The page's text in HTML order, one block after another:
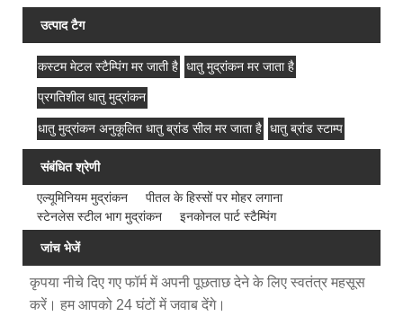
उत्पाद टैग
कस्टम मेटल स्टैम्पिंग मर जाती है धातु मुद्रांकन मर जाता है
प्रगतिशील धातु मुद्रांकन
धातु मुद्रांकन अनुकूलित धातु ब्रांड सील मर जाता है धातु ब्रांड स्टाम्प
संबंधित श्रेणी
एल्यूमिनियम मुद्रांकन
पीतल के हिस्सों पर मोहर लगाना
स्टेनलेस स्टील भाग मुद्रांकन
इनकोनल पार्ट स्टैम्पिंग
जांच भेजें
कृपया नीचे दिए गए फॉर्म में अपनी पूछताछ देने के लिए स्वतंत्र महसूस
करें। हम आपको 24 घंटों में जवाब देंगे।